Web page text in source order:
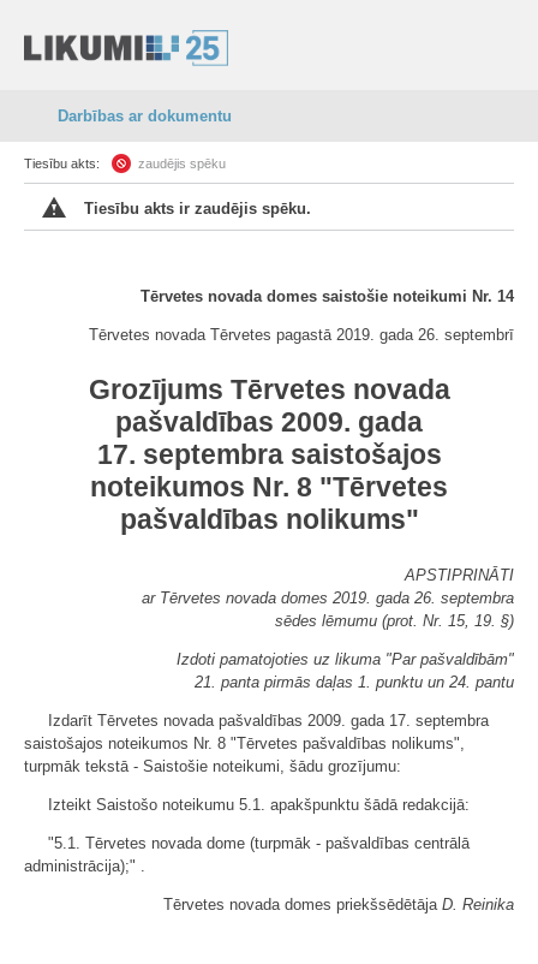
Darbības ar dokumentu
Tiesību akts: zaudējis spēku
Tiesību akts ir zaudējis spēku.
Tērvetes novada domes saistošie noteikumi Nr. 14
Tērvetes novada Tērvetes pagastā 2019. gada 26. septembrī
Grozījums Tērvetes novada
pašvaldības 2009. gada
17. septembra saistošajos
noteikumos Nr. 8 "Tērvetes
pašvaldības nolikums"
APSTIPRINĀTI
ar Tērvetes novada domes 2019. gada 26. septembra
sēdes lēmumu (prot. Nr. 15, 19. §)
Izdoti pamatojoties uz likuma "Par pašvaldībām"
21. panta pirmās daļas 1. punktu un 24. pantu
Izdarīt Tērvetes novada pašvaldības 2009. gada 17. septembra
saistošajos noteikumos Nr. 8 "Tērvetes pašvaldības nolikums",
turpmāk tekstā - Saistošie noteikumi, šādu grozījumu:
Izteikt Saistošo noteikumu 5.1. apakšpunktu šādā redakcijā:
"5.1. Tērvetes novada dome (turpmāk - pašvaldības centrālā
administrācija);" .
Tērvetes novada domes priekšsēdētāja D. Reinika